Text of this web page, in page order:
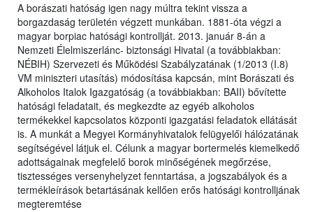
A borászati hatóság igen nagy múltra tekint vissza a
borgazdaság területén végzett munkában. 1881-óta végzi a
magyar borpiac hatósági kontrollját. 2013. január 8-án a
Nemzeti Élelmiszerlánc- biztonsági Hivatal (a továbbiakban:
NÉBIH) Szervezeti és Működési Szabályzatának (1/2013 (I.8)
VM miniszteri utasítás) módosítása kapcsán, mint Borászati és
Alkoholos Italok Igazgatóság (a továbbiakban: BAII) bővítette
hatósági feladatait, és megkezdte az egyéb alkoholos
termékekkel kapcsolatos központi igazgatási feladatok ellátását
is. A munkát a Megyei Kormányhivatalok felügyelői hálózatának
segítségével látjuk el. Célunk a magyar bortermelés kiemelkedő
adottságainak megfelelő borok minőségének megőrzése,
tisztességes versenyhelyzet fenntartása, a jogszabályok és a
termékleírások betartásának kellően erős hatósági kontrolljának
megteremtése